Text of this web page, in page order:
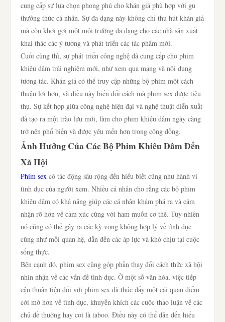
cung cấp sự lựa chọn phong phú cho khán giả phù hợp với gu
thưởng thức cá nhân. Sự đa dạng này không chỉ thu hút khán giả
mà còn khơi gợi một môi trường đa dạng cho các nhà sản xuất
khai thác các ý tưởng và phát triển các tác phẩm mới.
Cuối cùng thì, sự phát triển công nghệ đã cung cấp cho phim
khiêu dâm trải nghiệm mới, như xem qua mạng và nội dung
tương tác. Khán giả có thể truy cập những bộ phim một cách
thuận lợi hơn, và điều này biến đổi cách mà phim sex được tiêu
thụ. Sự kết hợp giữa công nghệ hiện đại và nghệ thuật diễn xuất
đã tạo ra một trào lưu mới, làm cho phim khiêu dâm ngày càng
trở nên phổ biến và được yêu mến hơn trong cộng đồng.
Ảnh Hưởng Của Các Bộ Phim Khiêu Dâm Đến
Xã Hội
Phim sex có tác động sâu rộng đến hiểu biết cũng như hành vi
tình dục của người xem. Nhiều cá nhân cho rằng các bộ phim
khiêu dâm có khả năng giúp các cá nhân khám phá ra và cảm
nhận rõ hơn về cảm xúc cùng với ham muốn cơ thể. Tuy nhiên
nó cũng có thể gây ra các kỳ vọng không hợp lý về tình dục
cũng như mối quan hệ, dẫn đến các áp lực và khó chịu tại cuộc
sống thực.
Bên cạnh đó, phim sex cũng góp phần thay đổi cách thức xã hội
nhìn nhận về các vấn đề tình dục. Ở một số văn hóa, việc tiếp
cận thuận tiện đối với phim sex đã thúc đẩy một cái quan điểm
cởi mở hơn về tình dục, khuyến khích các cuộc thảo luận về các
chủ đề thường hay coi là taboo. Điều này có thể dẫn đến hiểu